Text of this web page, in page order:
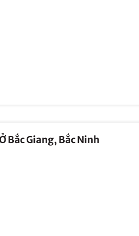
Bắc Giang, Bắc Ninh